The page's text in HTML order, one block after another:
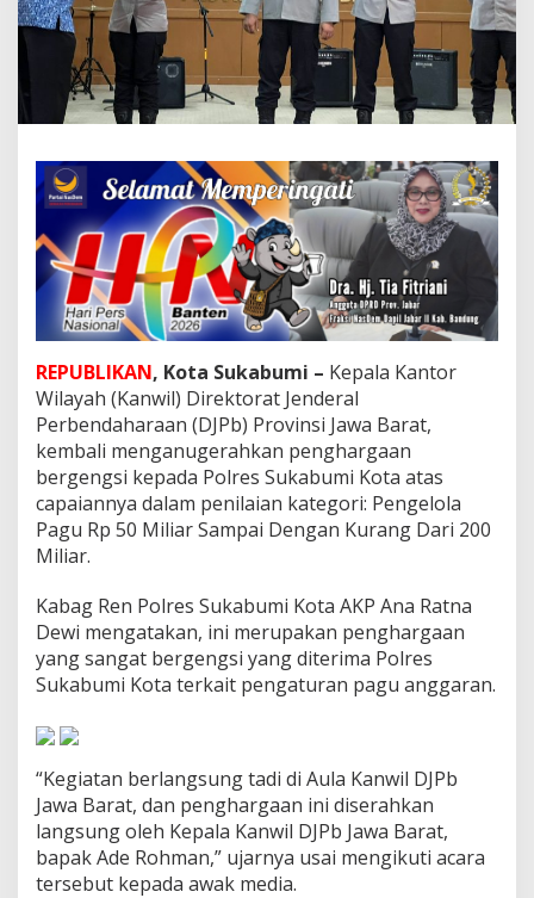
a
e
n
a
e
t
3
P
e
n
g
h
a
g
a
a
n
B
e
r
g
s
i
S
k
g
u
s
REPUBLIKAN, Kota Sukabumi – Kepala Kantor
Wilayah (Kanwil) Direktorat Jenderal
Perbendaharaan (DJPb) Provinsi Jawa Barat,
kembali menganugerahkan penghargaan
bergengsi kepada Polres Sukabumi Kota atas
capaiannya dalam penilaian kategori: Pengelola
Pagu Rp 50 Miliar Sampai Dengan Kurang Dari 200
Miliar.
Kabag Ren Polres Sukabumi Kota AKP Ana Ratna
Dewi mengatakan, ini merupakan penghargaan
yang sangat bergengsi yang diterima Polres
Sukabumi Kota terkait pengaturan pagu anggaran.
“Kegiatan berlangsung tadi di Aula Kanwil DJPb
Jawa Barat, dan penghargaan ini diserahkan
langsung oleh Kepala Kanwil DJPb Jawa Barat,
bapak Ade Rohman,” ujarnya usai mengikuti acara
tersebut kepada awak media.